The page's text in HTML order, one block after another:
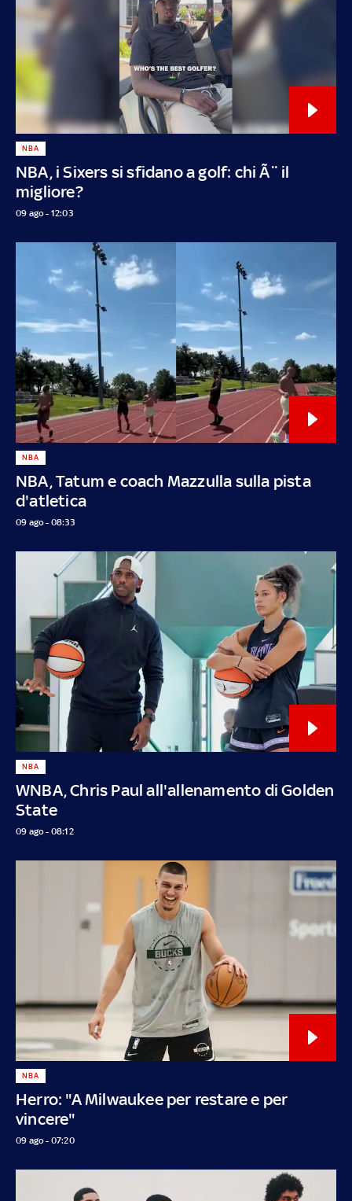
NBA, i Sixers si sfidano a golf: chi Ã¨ il
migliore?
NBA
09 ago - 12:03
NBA, Tatum e coach Mazzulla sulla pista
d'atletica
NBA
09 ago - 08:33
WNBA, Chris Paul all'allenamento di Golden
State
NBA
09 ago - 08:12
Herro: "A Milwaukee per restare e per
vincere"
NBA
09 ago - 07:20